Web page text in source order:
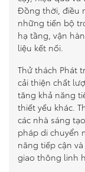
Đồng thời, điều
những tiến bộ
hạ tầng, vận
liệu kết nối.
Thử thách Phát
cải thiện chất
tăng khả năng
thiết yếu khác.
các nhà sáng
pháp di chuyển
năng tiếp cận
giao thông linh